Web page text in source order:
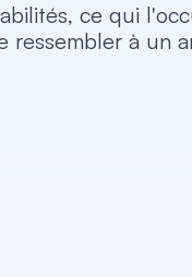
ce qui
à un